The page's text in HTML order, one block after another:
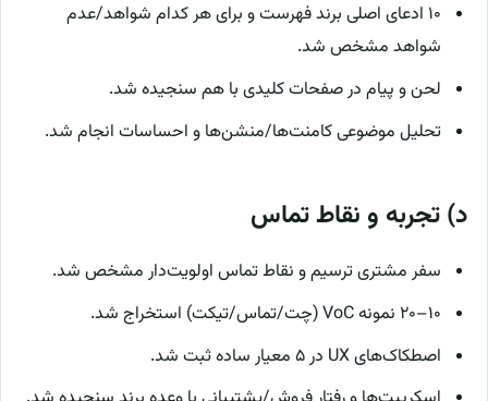
۱۰ ادعای اصلی برند فهرست و برای هر کدام شواهد/عدم
شواهد مشخص شد.
لحن و پیام در صفحات کلیدی با هم سنجیده شد.
تحلیل موضوعی کامنت‌ها/منشن‌ها و احساسات انجام شد.
د) تجربه و نقاط تماس
سفر مشتری ترسیم و نقاط تماس اولویت‌دار مشخص شد.
۱۰–۲۰ نمونه VoC (چت/تماس/تیکت) استخراج شد.
اصطکاک‌های UX در ۵ معیار ساده ثبت شد.